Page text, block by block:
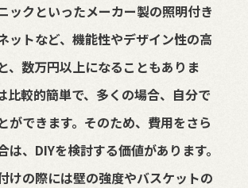
ックといったメーカー製の照明付き
ットなど、機能性やデザイン性の高
、数万円以上になることもありま
比較的簡単で、多くの場合、自分で
ができます。そのため、費用をさら
は、DIYを検討する価値があります。
けの際には壁の強度やバスケットの